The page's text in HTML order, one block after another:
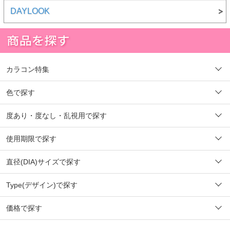
DAYLOOK
カラコン特集
色で探す
度あり・度なし・乱視用で探す
使用期限で探す
直径(DIA)サイズで探す
Type(デザイン)で探す
価格で探す